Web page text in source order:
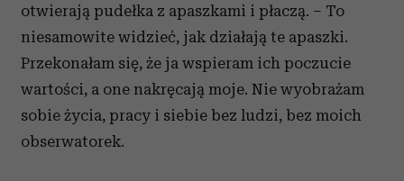
otwierają pudełka z apaszkami i płaczą. – To
niesamowite widzieć, jak działają te apaszki.
Przekonałam się, że ja wspieram ich poczucie
wartości, a one nakręcają moje. Nie wyobrażam
sobie życia, pracy i siebie bez ludzi, bez moich
obserwatorek.